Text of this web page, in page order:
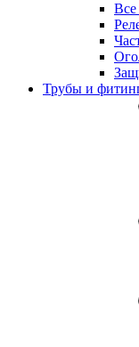
Все
Трубы и